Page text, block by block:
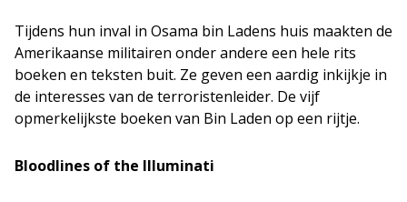
Tijdens hun inval in Osama bin Ladens huis maakten de
Amerikaanse militairen onder andere een hele rits
boeken en teksten buit. Ze geven een aardig inkijkje in
de interesses van de terroristenleider. De vijf
opmerkelijkste boeken van Bin Laden op een rijtje.
Bloodlines of the Illuminati